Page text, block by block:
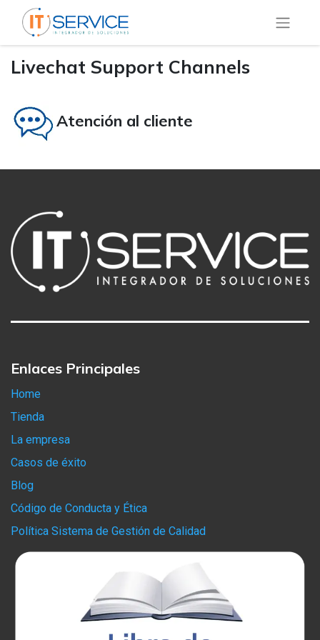
Livechat Support Channels
Atención al cliente
Enlaces Principales
Home
Tienda
La empresa
Casos de éxito
Blog
Código de Conducta y Ética
Política Sistema de Gestión de Calidad